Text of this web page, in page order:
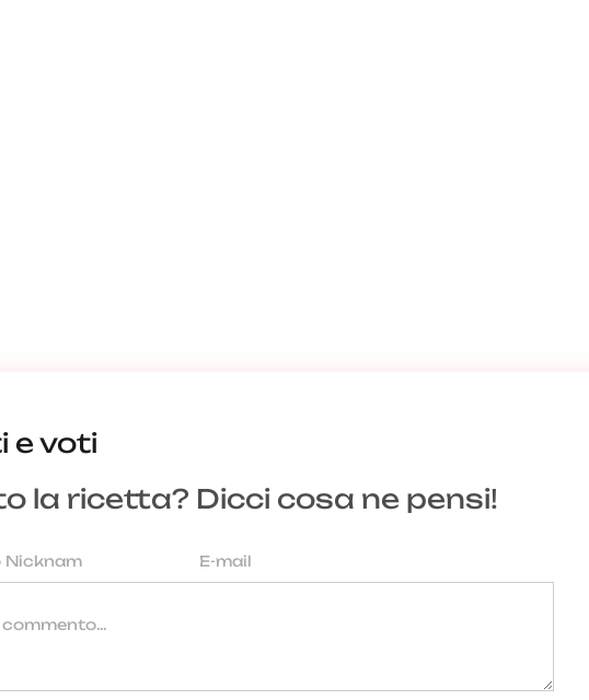
e voti
la ricetta? Dicci cosa ne pensi!